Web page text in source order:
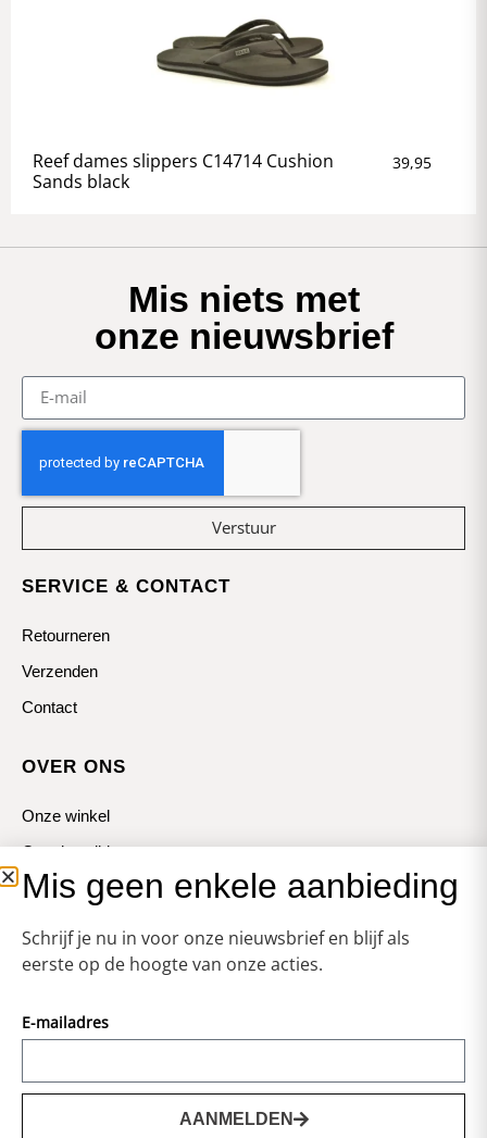
Reef dames slippers C14714 Cushion
Sands black
39,95
Mis niets met
onze nieuwsbrief
Verstuur
SERVICE & CONTACT
Retourneren
Verzenden
Contact
OVER ONS
Onze winkel
Openingstijden
Koopzondagen
Vormgeving & Techniek:
Mis geen enkele aanbieding
Schrijf je nu in voor onze nieuwsbrief en blijf als
eerste op de hoogte van onze acties.
E-mailadres
AANMELDEN